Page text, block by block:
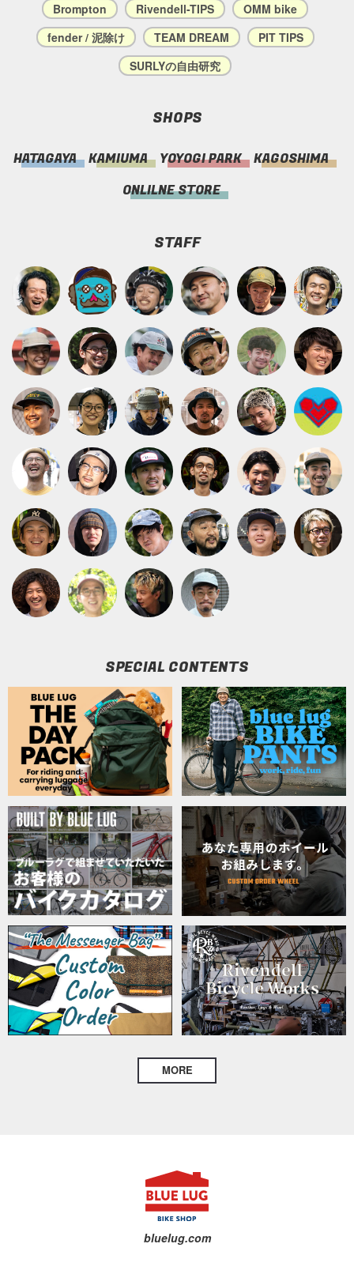
Brompton
Rivendell-TIPS
OMM bike
fender / 泥除け
TEAM DREAM
PIT TIPS
SURLYの自由研究
SHOPS
HATAGAYA KAMIUMA YOYOGI PARK
KAGOSHIMA
ONLILNE STORE
STAFF
SPECIAL CONTENTS
MORE
bluelug.com